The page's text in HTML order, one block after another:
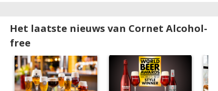
Het laatste nieuws van Cornet Alcohol-
free